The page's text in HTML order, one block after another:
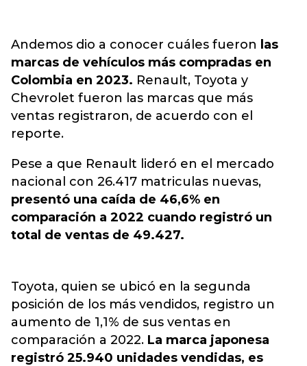
Andemos dio a conocer cuáles fueron las
marcas de vehículos más compradas en
Colombia en 2023. Renault, Toyota y
Chevrolet fueron las marcas que más
ventas registraron, de acuerdo con el
reporte.
Pese a que Renault lideró en el mercado
nacional con 26.417 matriculas nuevas,
presentó una caída de 46,6% en
comparación a 2022 cuando registró un
total de ventas de 49.427.
Toyota, quien se ubicó en la segunda
posición de los más vendidos, registro un
aumento de 1,1% de sus ventas en
comparación a 2022. La marca japonesa
registró 25.940 unidades vendidas, es